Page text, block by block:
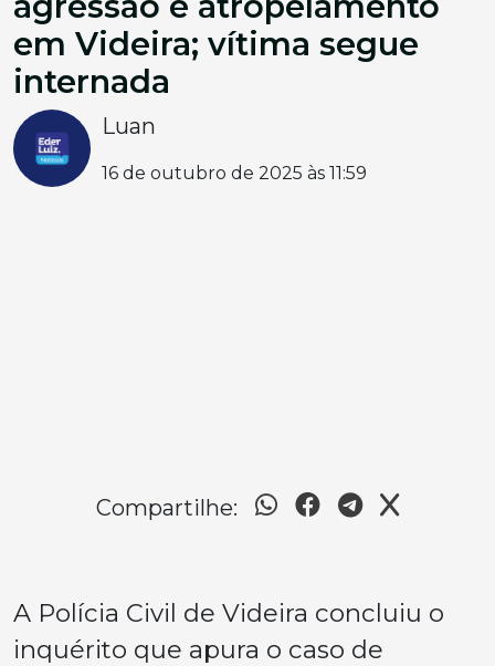
em Videira; vítima segue
internada
Luan
16 de outubro de 2025 às 11:59
Compartilhe:
A Polícia Civil de Videira concluiu o
inquérito que apura o caso de